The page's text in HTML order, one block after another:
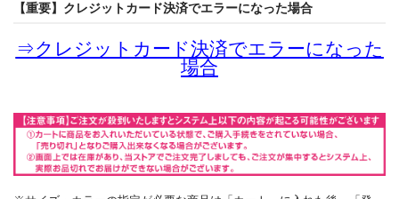
【重要】クレジットカード決済でエラーになった場合
⇒クレジットカード決済でエラーになった
場合